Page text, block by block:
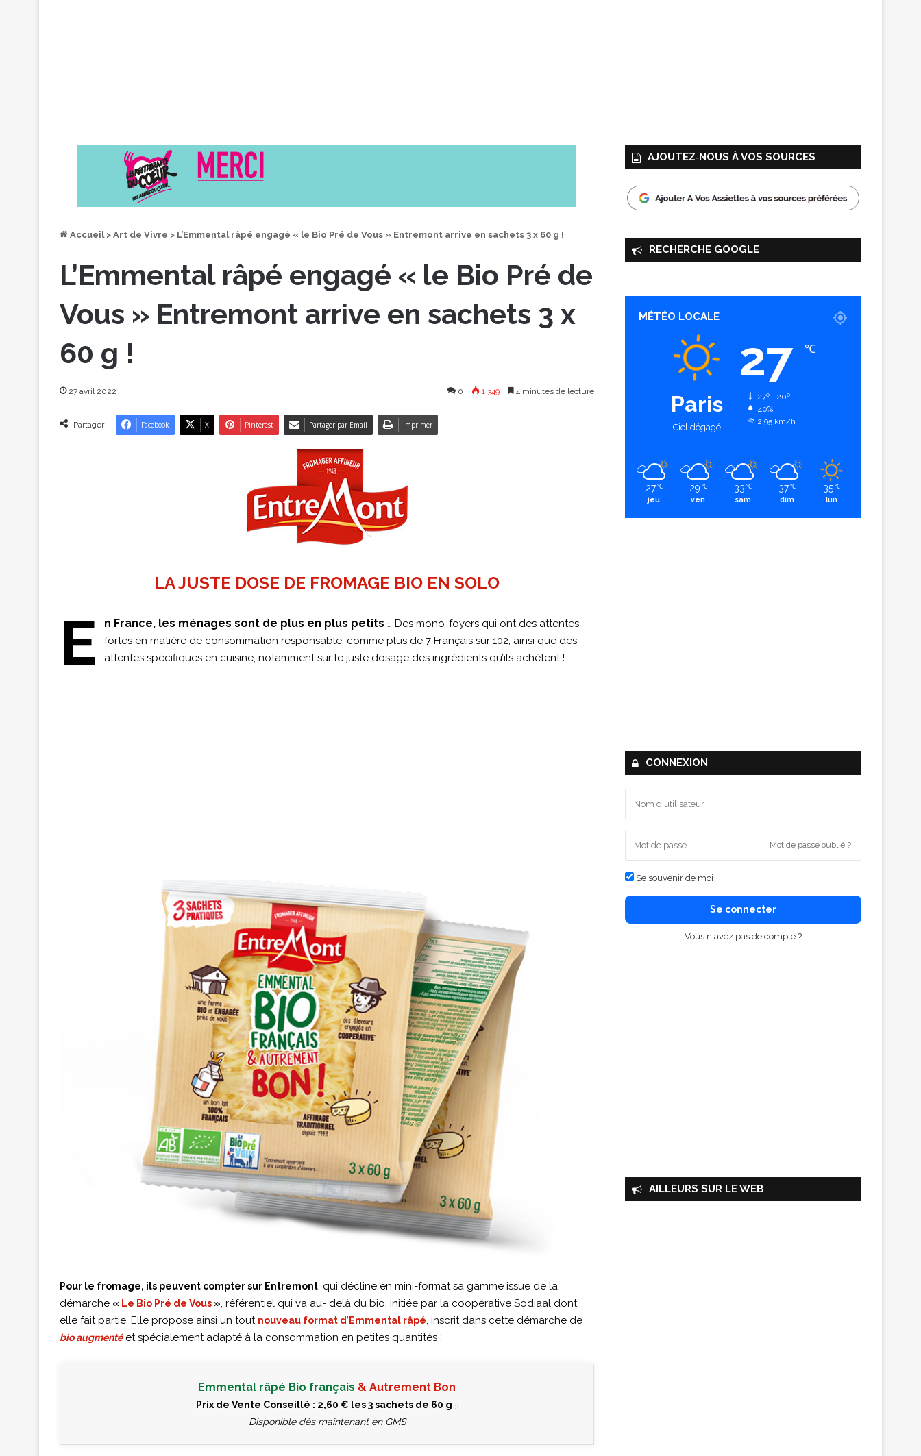
Accueil > Art de Vivre > L’Emmental râpé engagé « le Bio Pré de Vous » Entremont arrive en sachets 3 x 60 g !
L’Emmental râpé engagé « le Bio Pré de
Vous » Entremont arrive en sachets 3 x
60 g !
27 avril 2022 0 1 349 4 minutes de lecture
Partager Facebook X Pinterest Partager par Email Imprimer
LA JUSTE DOSE DE FROMAGE BIO EN SOLO
E n France, les ménages sont de plus en plus petits 1. Des mono-foyers qui ont des attentes
fortes en matière de consommation responsable, comme plus de 7 Français sur 102, ainsi que des
attentes spécifiques en cuisine, notamment sur le juste dosage des ingrédients qu’ils achètent !
Pour le fromage, ils peuvent compter sur Entremont, qui décline en mini-format sa gamme issue de la
démarche « Le Bio Pré de Vous », référentiel qui va au- delà du bio, initiée par la coopérative Sodiaal dont
elle fait partie. Elle propose ainsi un tout nouveau format d’Emmental râpé, inscrit dans cette démarche de
bio augmentéet spécialement adapté à la consommation en petites quantités :
Emmental râpé Bio français & Autrement Bon
Prix de Vente Conseillé : 2,60 € les 3 sachets de 60 g 3
Disponible dès maintenant en GMS
AJOUTEZ‑NOUS À VOS SOURCES
RECHERCHE GOOGLE
MÉTÉO LOCALE
Paris
Ciel dégagé
27 ℃
27º - 20º
40%
2.95 km/h
27 ℃
jeu
29 ℃
ven
33 ℃
sam
37 ℃
dim
35 ℃
lun
CONNEXION
Mot de passe oublié ?
Se souvenir de moi
Se connecter
Vous n'avez pas de compte ?
AILLEURS SUR LE WEB